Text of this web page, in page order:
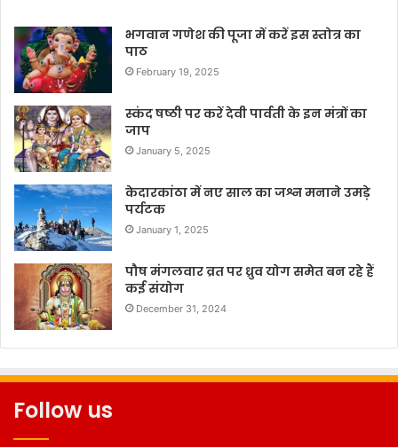
भगवान गणेश की पूजा में करें इस स्तोत्र का
पाठ
February 19, 2025
स्कंद षष्ठी पर करें देवी पार्वती के इन मंत्रों का
जाप
January 5, 2025
केदारकांठा में नए साल का जश्न मनाने उमड़े
पर्यटक
January 1, 2025
पौष मंगलवार व्रत पर ध्रुव योग समेत बन रहे हैं
कई संयोग
December 31, 2024
Follow us